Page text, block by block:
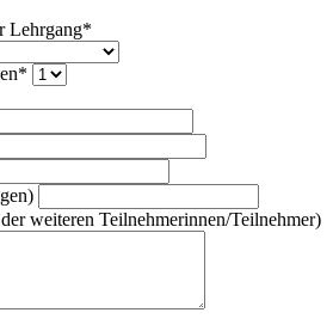
Lehrgang*
*
weiteren Teilnehmerinnen/Teilnehmer)